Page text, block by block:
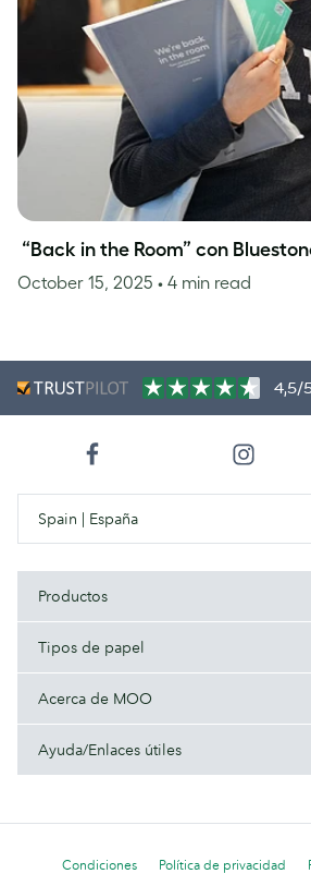
“Back in the Room” con
October 15, 2025 • 4 min read
4,5/
Spain | España
Productos
Tipos de papel
Acerca de MOO
Ayuda/Enlaces útiles
Condiciones Política de privacidad